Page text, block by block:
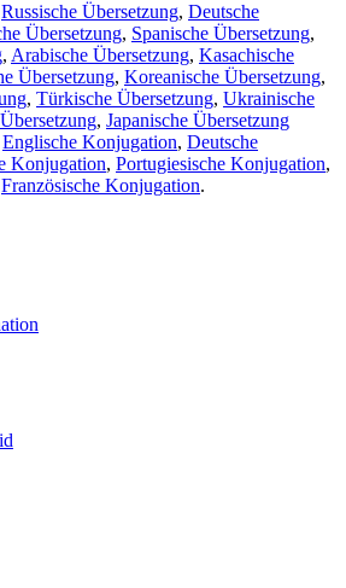
Russische Übersetzung, Deutsche
Übersetzung, Spanische Übersetzung,
, Arabische Übersetzung, Kasachische
Übersetzung, Koreanische Übersetzung,
, Türkische Übersetzung, Ukrainische
, Japanische Übersetzung
Englische Konjugation, Deutsche
Konjugation, Portugiesische Konjugation,
Französische Konjugation.